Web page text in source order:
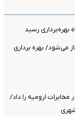
بهره‌برداری رسید
می‌شود/ بهره برداری
از روگذر مخابرات ارومیه را داد/